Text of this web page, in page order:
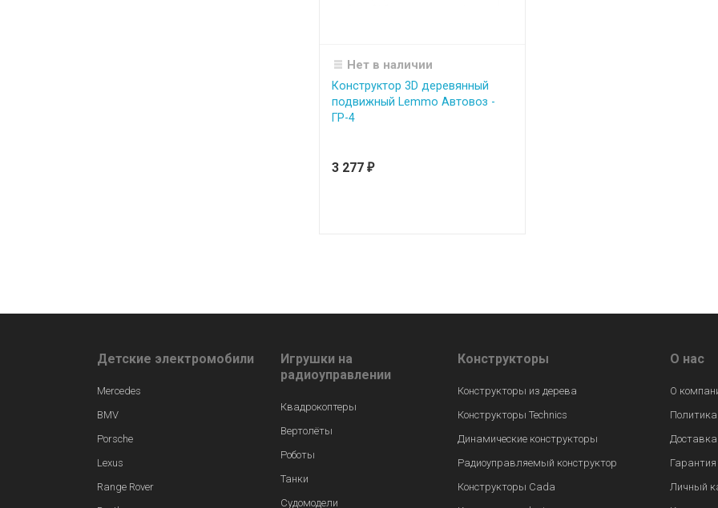
Нет в наличии
Конструктор 3D деревянный
подвижный Lemmo Автовоз -
ГР-4
3 277 ₽
Детские электромобили
Mercedes
BMV
Porsche
Lexus
Range Rover
Игрушки на
радиоуправлении
Квадрокоптеры
Вертолёты
Роботы
Танки
Судомодели
Конструкторы
Конструкторы из дерева
Конструкторы Technics
Динамические конструкторы
Радиоуправляемый конструктор
Конструкторы Cada
О нас
О
Гарантия
Личный